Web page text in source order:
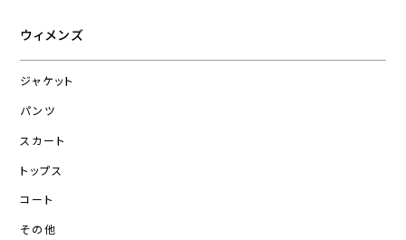
ウィメンズ
ジャケット
パンツ
スカート
トップス
コート
その他